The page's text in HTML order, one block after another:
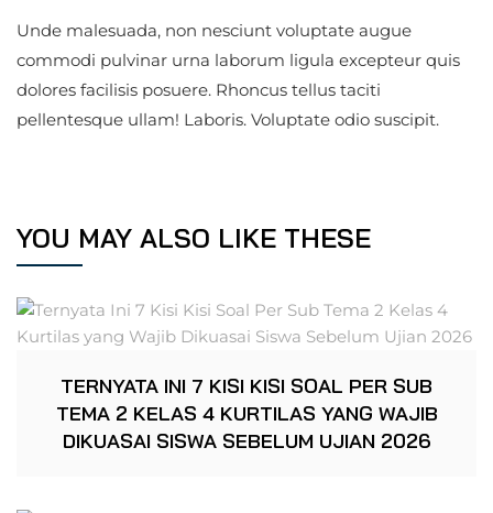
Unde malesuada, non nesciunt voluptate augue
commodi pulvinar urna laborum ligula excepteur quis
dolores facilisis posuere. Rhoncus tellus taciti
pellentesque ullam! Laboris. Voluptate odio suscipit.
YOU MAY ALSO LIKE THESE
TERNYATA INI 7 KISI KISI SOAL PER SUB
TEMA 2 KELAS 4 KURTILAS YANG WAJIB
DIKUASAI SISWA SEBELUM UJIAN 2026